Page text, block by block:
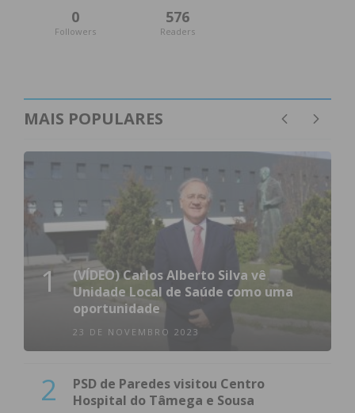
0
Followers
576
Readers
MAIS POPULARES
1
(VÍDEO) Carlos Alberto Silva vê
Unidade Local de Saúde como uma
oportunidade
23 DE NOVEMBRO 2023
2
PSD de Paredes visitou Centro
Hospital do Tâmega e Sousa